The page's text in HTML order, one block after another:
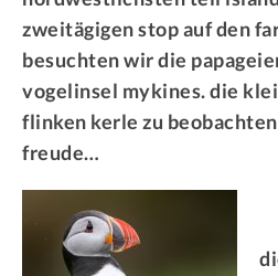
zweitägigen stop auf den
besuchten wir die
vogelinsel mykines. die
flinken kerle zu
freude…